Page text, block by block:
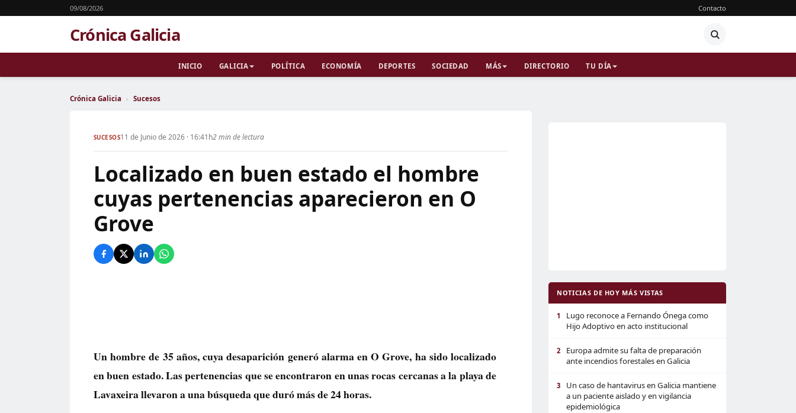
09/08/2026 Contacto
Crónica Galicia
INICIO GALICIA POLÍTICA ECONOMÍA DEPORTES SOCIEDAD MÁS DIRECTORIO TU DÍA
Crónica Galicia › Sucesos
SUCESOS11 de Junio de 2026 · 16:41h2 min de lectura
Localizado en buen estado el hombre
cuyas pertenencias aparecieron en O
Grove
Un hombre de 35 años, cuya desaparición generó alarma en O Grove, ha sido localizado
en buen estado. Las pertenencias que se encontraron en unas rocas cercanas a la playa de
Lavaxeira llevaron a una búsqueda que duró más de 24 horas.
NOTICIAS DE HOY MÁS VISTAS
1
Lugo reconoce a Fernando Ónega como
Hijo Adoptivo en acto institucional
2
Europa admite su falta de preparación
ante incendios forestales en Galicia
3
Un caso de hantavirus en Galicia mantiene
a un paciente aislado y en vigilancia
epidemiológica